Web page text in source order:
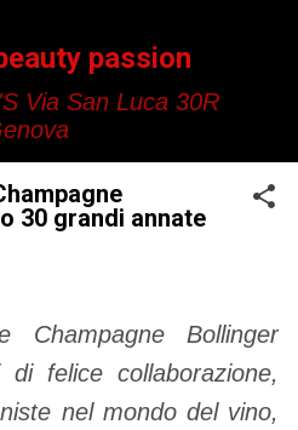
passion
Via San Luca 30R
30 grandi annate
Champagne Bollinger
felice collaborazione,
nel mondo del vino,